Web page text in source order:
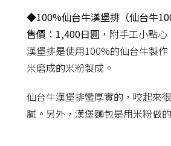
◆100%仙台牛漢堡排（仙台牛
售價：1,400日圓 ，附手工小點心
漢堡排是使用100%的仙台牛製
米磨成的米粉製成。
仙台牛漢堡排蠻厚實的，咬起來
膩。另外，漢堡麵包是用米粉做